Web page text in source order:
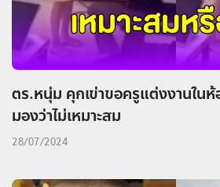
ตร.หนุ่ม คุกเข่าขอครูแต่งงานในห้
มองว่าไม่เหมาะสม
28/07/2024